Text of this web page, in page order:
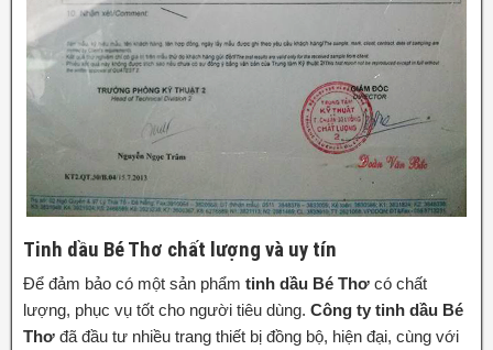
Tinh dầu Bé Thơ chất lượng và uy tín
Để đảm bảo có một sản phẩm tinh dầu Bé Thơ có chất
lượng, phục vụ tốt cho người tiêu dùng. Công ty tinh dầu Bé
Thơ đã đầu tư nhiều trang thiết bị đồng bộ, hiện đại, cùng với